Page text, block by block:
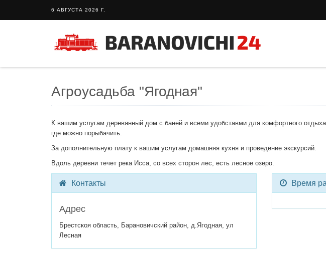
6 АВГУСТА 2026 Г.
Агроусадьба "Ягодная"
К вашим услугам деревянный дом с баней и всеми удобставми для комфортного
где можно порыбачить.
За дополнительную плату к вашим услугам домашняя кухня и проведение экскурсий.
Вдоль деревни течет река Исса, со всех сторон лес, есть лесное озеро.
Контакты
Адрес
Брестскоя область, Барановичский район, д.Ягодная, ул
Лесная
Время
Тайный гость: ресторан